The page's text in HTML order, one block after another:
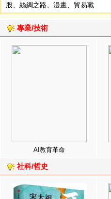
股
絲綢之路 漫畫 貿易戰
專業/技術
AI教育革命
社科/哲史